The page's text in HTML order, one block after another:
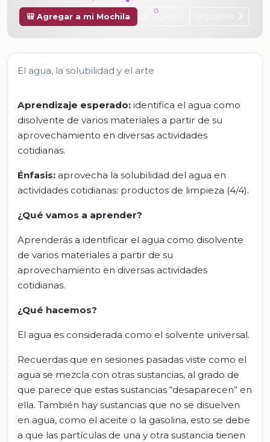
🎒 Agregar a mi Mochila Anterior
El agua, la solubilidad y el arte
Aprendizaje esperado: identifica el agua como
disolvente de varios materiales a partir de su
aprovechamiento en diversas actividades
cotidianas.
Énfasis: aprovecha la solubilidad del agua en
actividades cotidianas: productos de limpieza (4/4).
¿Qué vamos a aprender?
Aprenderás a identificar el agua como disolvente
de varios materiales a partir de su
aprovechamiento en diversas actividades
cotidianas.
¿Qué hacemos?
El agua es considerada como el solvente universal.
Recuerdas que en sesiones pasadas viste como el
agua se mezcla con otras sustancias, al grado de
que parece que estas sustancias “desaparecen” en
ella. También hay sustancias que no se disuelven
en agua, como el aceite o la gasolina, esto se debe
a que las partículas de una y otra sustancia tienen